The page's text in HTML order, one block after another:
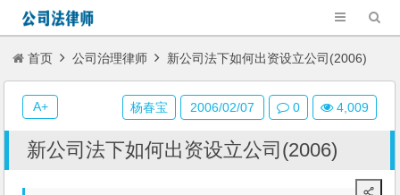
首页 公司治理律师 新公司法下如何出资设立公司(2006)
新公司法下如何出资设立公司(2006)
杨春宝 2006/02/07 0 4,009
A+